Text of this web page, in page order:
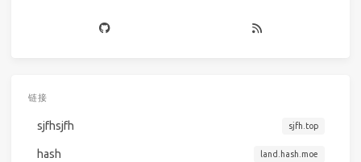
链接
sjfhsjfh sjfh.top
hash land.hash.moe